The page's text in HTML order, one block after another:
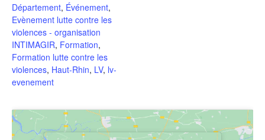
Département, Événement,
Evènement lutte contre les
violences - organisation
INTIMAGIR, Formation,
Formation lutte contre les
violences, Haut-Rhin, LV, lv-
evenement